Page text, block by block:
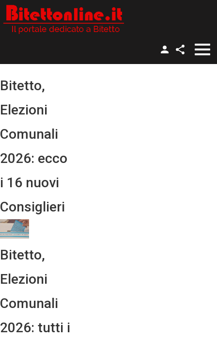
Bitetto,
Elezioni
Comunali
2026: ecco
i 16 nuovi
Consiglieri
Bitetto,
Elezioni
Comunali
2026: tutti i
Ricordami
Password dimenticata?
Nome utente dimenticato?